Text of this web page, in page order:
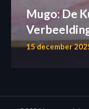
Mugo: De
15 december